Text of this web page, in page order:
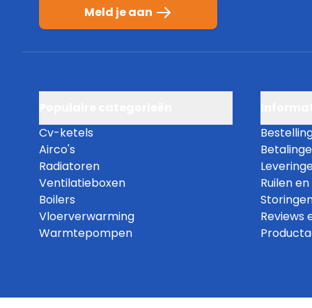
Meld je aan
Cv-ketels
Airco's
Radiatoren
Ventilatieboxen
Boilers
Vloerverwarming
Warmtepompen
Ruilen
Reviews